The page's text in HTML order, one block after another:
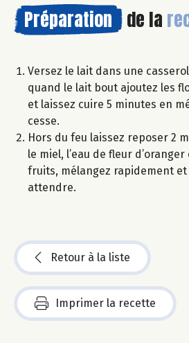
Préparation de la
Versez le lait dans une
quand le lait bout ajoutez les
et laissez cuire 5 minutes en
cesse.
Hors du feu laissez reposer 2
le miel, l’eau de fleur
fruits, mélangez rapidement et
attendre.
Retour à la liste
Imprimer la recette